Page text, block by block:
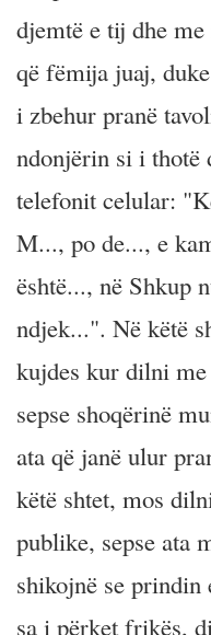
djemtë e tij dhe
që fëmija juaj,
i zbehur pranë
ndonjërin si i
telefonit celular:
M..., po de..., e
është..., në Shkup
ndjek...". Në këtë
kujdes kur dilni
sepse shoqërinë
ata që janë ulur
këtë shtet, mos
publike, sepse ata
shikojnë se
sa i përket frikës,